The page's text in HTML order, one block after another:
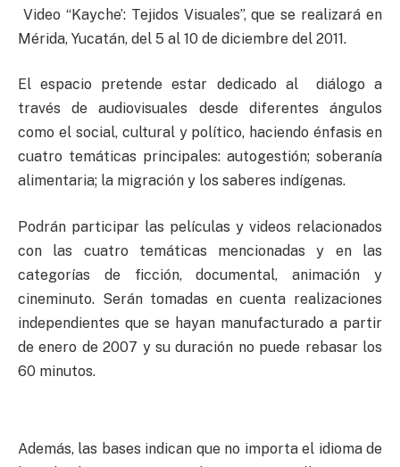
Video “Kayche’: Tejidos Visuales”, que se realizará en
Mérida, Yucatán, del 5 al 10 de diciembre del 2011.
El espacio pretende estar dedicado al diálogo a
través de audiovisuales desde diferentes ángulos
como el social, cultural y político, haciendo énfasis en
cuatro temáticas principales: autogestión; soberanía
alimentaria; la migración y los saberes indígenas.
Podrán participar las películas y videos relacionados
con las cuatro temáticas mencionadas y en las
categorías de ficción, documental, animación y
cineminuto. Serán tomadas en cuenta realizaciones
independientes que se hayan manufacturado a partir
de enero de 2007 y su duración no puede rebasar los
60 minutos.
Además, las bases indican que no importa el idioma de